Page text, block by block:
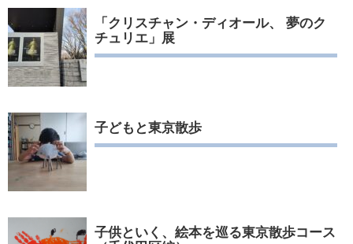
「クリスチャン・ディオール、 夢のク
チュリエ」展
子どもと東京散歩
子供といく、絵本を巡る東京散歩コース